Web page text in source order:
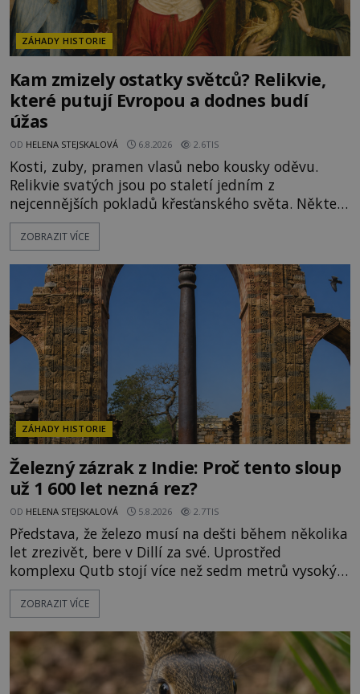
ZÁHADY HISTORIE
Kam zmizely ostatky světců? Relikvie,
které putují Evropou a dodnes budí
úžas
OD HELENA STEJSKALOVÁ 6.8.2026 2.6TIS
Kosti, zuby, pramen vlasů nebo kousky oděvu.
Relikvie svatých jsou po staletí jedním z
nejcennějších pokladů křesťanského světa. Některé
mají pečlivě doloženou historii, jiné provází
záhady, krádeže i nečekané objevy. Jejich osudy
o skutečné historické události. Ve středověké
Evropě mají relikvie mimořádnou hodnotu. Nejsou
jen předmětem úcty
ZOBRAZIT VÍCE
ZÁHADY HISTORIE
Železný zázrak z Indie: Proč tento sloup
už 1 600 let nezná rez?
OD HELENA STEJSKALOVÁ 5.8.2026 2.7TIS
Představa, že železo musí na dešti během několika
let zrezivět, bere v Dillí za své. Uprostřed
komplexu Qutb stojí více než sedm metrů vysoký
železný sloup, který už přibližně 1 600 let odolává
počasí s jen nepatrnými stopami koroze. Jeho
ztracených technologiích či tajemných
materiálech. Moderní metalurgie však ukazuje, že
skutečné vysvětlení je ješt
ZOBRAZIT VÍCE